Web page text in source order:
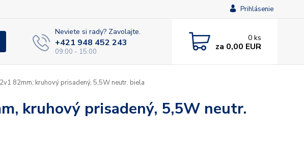
Prihlásenie
Neviete si rady? Zavolajte.
+421 948 452 243
09:00 - 15:00
0 ks
za 0,00 EUR
82mm, kruhový prisadený, 5,5W neutr. biela
kruhový prisadený, 5,5W neutr.